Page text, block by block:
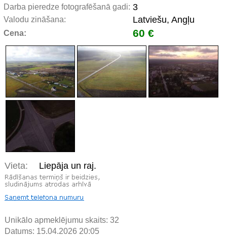
Darba pieredze fotografēšanā gadi: 3
Valodu zināšana: Latviešu, Angļu
Cena: 60 €
Vieta: Liepāja un raj.
Unikālo apmeklējumu skaits: 32
Datums: 15.04.2026 20:05